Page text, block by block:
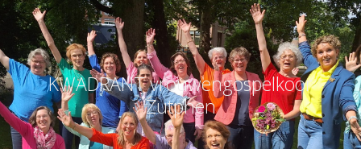
KWADRANT vrouwengospelkoor
Zutphen